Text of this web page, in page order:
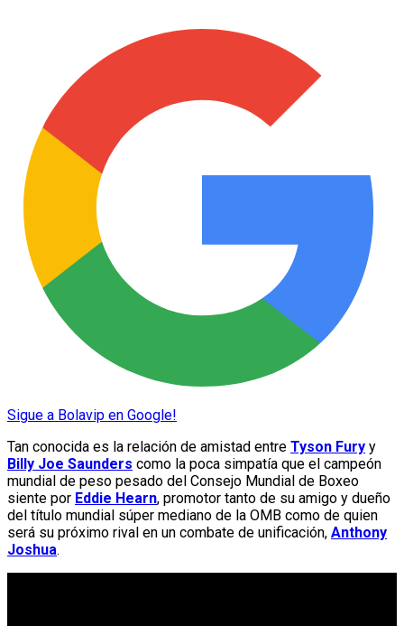
Sigue a Bolavip en Google!
Tan conocida es la relación de amistad entre Tyson Fury y
Billy Joe Saunders como la poca simpatía que el campeón
mundial de peso pesado del Consejo Mundial de Boxeo
siente por Eddie Hearn, promotor tanto de su amigo y dueño
del título mundial súper mediano de la OMB como de quien
será su próximo rival en un combate de unificación, Anthony
Joshua.